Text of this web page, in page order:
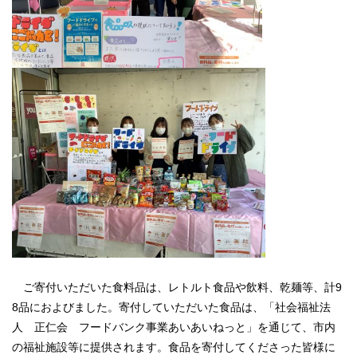
ご寄付いただいた食料品は、レトルト食品や飲料、乾麺等、計9
8品におよびました。寄付していただいた食品は、「社会福祉法
人 正仁会 フードバンク事業あいあいねっと」を通じて、市内
の福祉施設等に提供されます。食品を寄付してくださった皆様に